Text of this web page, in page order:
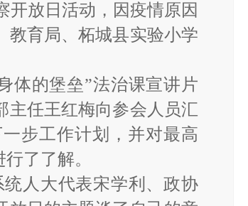
开放日活动，因疫情原因
教育局、柘城县实验小学
体的堡垒”法治课宣讲片
主任王红梅向参会人员汇
步工作计划，并对最高
了了解。
人大代表宋学利、政协